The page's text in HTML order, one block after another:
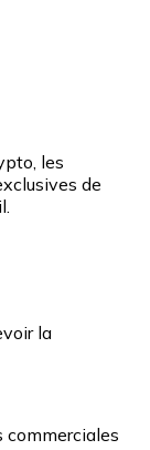
les
de
la
commerciales